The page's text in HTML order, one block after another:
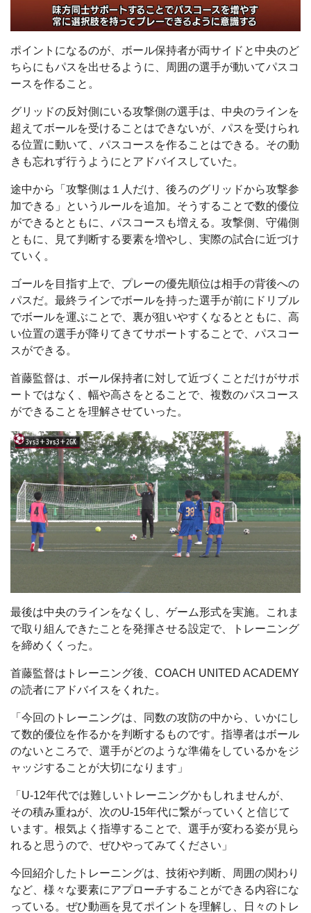
ポイントになるのが、ボール保持者が両サイドと中央のど
ちらにもパスを出せるように、周囲の選手が動いてパスコ
ースを作ること。
グリッドの反対側にいる攻撃側の選手は、中央のラインを
超えてボールを受けることはできないが、パスを受けられ
る位置に動いて、パスコースを作ることはできる。その動
きも忘れず行うようにとアドバイスしていた。
途中から「攻撃側は１人だけ、後ろのグリッドから攻撃参
加できる」というルールを追加。そうすることで数的優位
ができるとともに、パスコースも増える。攻撃側、守備側
ともに、見て判断する要素を増やし、実際の試合に近づけ
ていく。
ゴールを目指す上で、プレーの優先順位は相手の背後への
パスだ。最終ラインでボールを持った選手が前にドリブル
でボールを運ぶことで、裏が狙いやすくなるとともに、高
い位置の選手が降りてきてサポートすることで、パスコー
スができる。
首藤監督は、ボール保持者に対して近づくことだけがサポ
ートではなく、幅や高さをとることで、複数のパスコース
ができることを理解させていった。
最後は中央のラインをなくし、ゲーム形式を実施。これま
で取り組んできたことを発揮させる設定で、トレーニング
を締めくくった。
首藤監督はトレーニング後、COACH UNITED ACADEMY
の読者にアドバイスをくれた。
「今回のトレーニングは、同数の攻防の中から、いかにし
て数的優位を作るかを判断するものです。指導者はボール
のないところで、選手がどのような準備をしているかをジ
ャッジすることが大切になります」
「U-12年代では難しいトレーニングかもしれませんが、
その積み重ねが、次のU-15年代に繋がっていくと信じて
います。根気よく指導することで、選手が変わる姿が見ら
れると思うので、ぜひやってみてください」
今回紹介したトレーニングは、技術や判断、周囲の関わり
など、様々な要素にアプローチすることができる内容にな
っている。ぜひ動画を見てポイントを理解し、日々のトレ